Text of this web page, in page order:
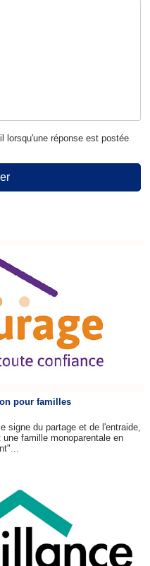
lorsqu'une réponse est postée
pour familles
signe du partage et de l'entraide,
famille monoparentale en